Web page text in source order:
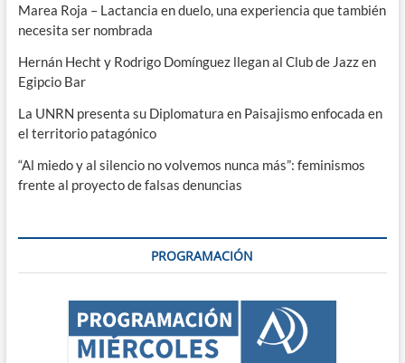
Marea Roja – Lactancia en duelo, una experiencia que también
necesita ser nombrada
Hernán Hecht y Rodrigo Domínguez llegan al Club de Jazz en
Egipcio Bar
La UNRN presenta su Diplomatura en Paisajismo enfocada en
el territorio patagónico
“Al miedo y al silencio no volvemos nunca más”: feminismos
frente al proyecto de falsas denuncias
PROGRAMACIÓN